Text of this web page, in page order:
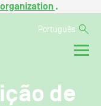
.
Português
de